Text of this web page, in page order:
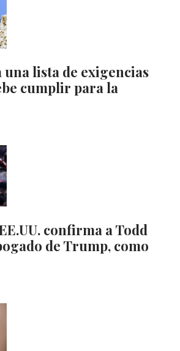
lista de exigencias
cumplir para la
confirma a Todd
de Trump, como